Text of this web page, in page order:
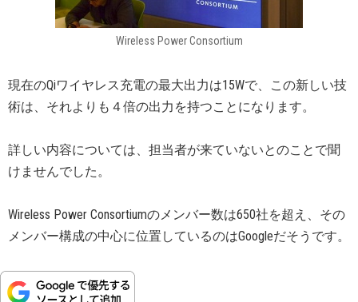
Wireless Power Consortium
現在のQiワイヤレス充電の最大出力は15Wで、この新しい技
術は、それよりも４倍の出力を持つことになります。
詳しい内容については、担当者が来ていないとのことで聞
けませんでした。
Wireless Power Consortiumのメンバー数は650社を超え、その
メンバー構成の中心に位置しているのはGoogleだそうです。